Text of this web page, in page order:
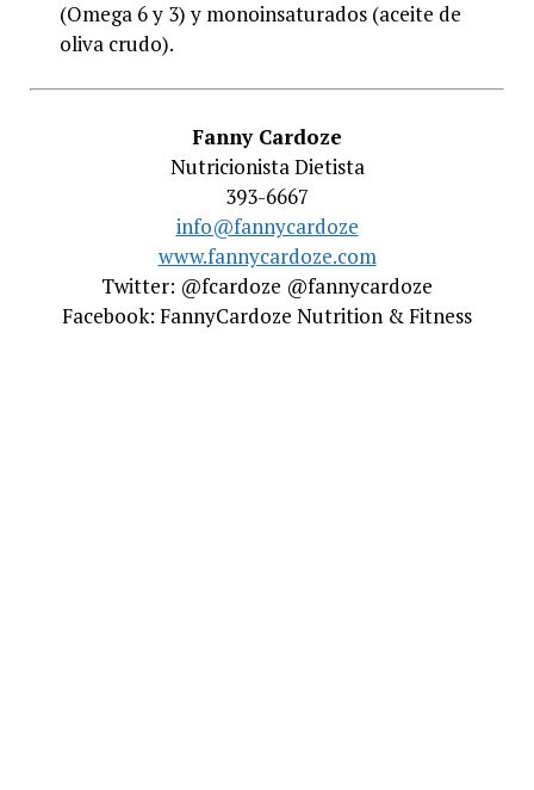
(Omega 6 y 3) y monoinsaturados (aceite de
oliva crudo).
Fanny Cardoze
Nutricionista Dietista
393-6667
info@fannycardoze
www.fannycardoze.com
Twitter: @fcardoze @fannycardoze
Facebook: FannyCardoze Nutrition & Fitness